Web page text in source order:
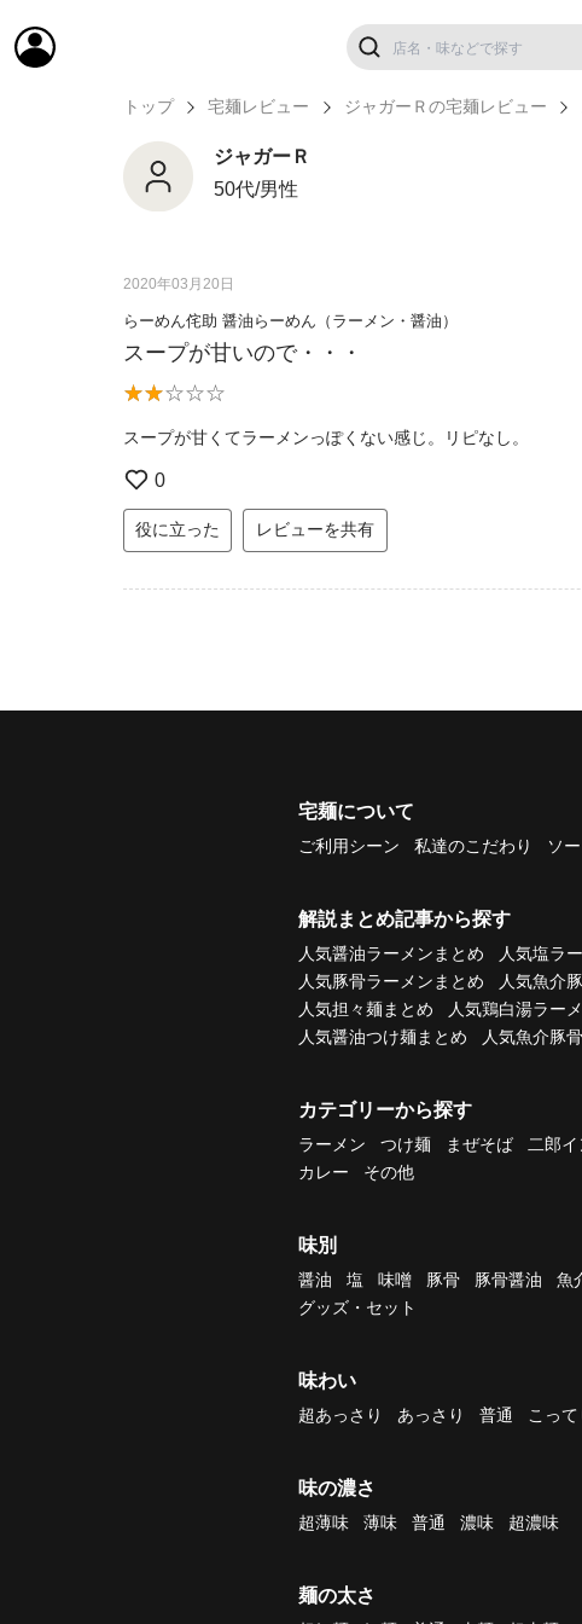
トップ 宅麺レビュー ジャガーＲの宅麺レビュー
ジャガーＲ
50代/男性
2020年03月20日
らーめん侘助 醤油らーめん（ラーメン・醤油）
スープが甘いので・・・
スープが甘くてラーメンっぽくない感じ。リピなし。
0
役に立った レビューを共有
宅麺について
ご利用シーン 私達のこだわり ソ
解説まとめ記事から探す
人気醤油ラーメンまとめ 人気塩ラ
人気豚骨ラーメンまとめ
人気魚介
人気担々麺まとめ
人気鶏白湯ラー
人気醤油つけ麺まとめ
人気魚介豚
カテゴリーから探す
ラーメン つけ麺 まぜそば 二郎
カレー
その他
味別
醤油 塩 味噌 豚骨 豚骨醤油 魚
グッズ・セット
味わい
超あっさり あっさり 普通 こって
味の濃さ
超薄味 薄味 普通 濃味 超濃味
麺の太さ